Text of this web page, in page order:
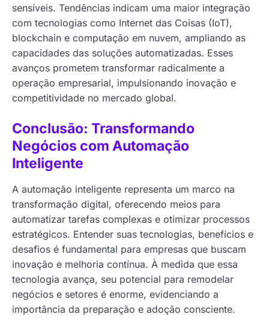
sensíveis. Tendências indicam uma maior integração
com tecnologias como Internet das Coisas (IoT),
blockchain e computação em nuvem, ampliando as
capacidades das soluções automatizadas. Esses
avanços prometem transformar radicalmente a
operação empresarial, impulsionando inovação e
competitividade no mercado global.
Conclusão: Transformando
Negócios com Automação
Inteligente
A automação inteligente representa um marco na
transformação digital, oferecendo meios para
automatizar tarefas complexas e otimizar processos
estratégicos. Entender suas tecnologias, benefícios e
desafios é fundamental para empresas que buscam
inovação e melhoria contínua. À medida que essa
tecnologia avança, seu potencial para remodelar
negócios e setores é enorme, evidenciando a
importância da preparação e adoção consciente.